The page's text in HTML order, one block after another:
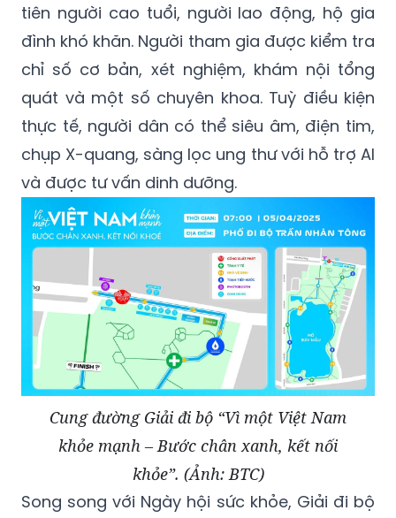
tiên người cao tuổi, người lao động, hộ gia
đình khó khăn. Người tham gia được kiểm tra
chỉ số cơ bản, xét nghiệm, khám nội tổng
quát và một số chuyên khoa. Tuỳ điều kiện
thực tế, người dân có thể siêu âm, điện tim,
chụp X-quang, sàng lọc ung thư với hỗ trợ AI
và được tư vấn dinh dưỡng.
Cung đường Giải đi bộ “Vì một Việt Nam
khỏe mạnh – Bước chân xanh, kết nối
khỏe”. (Ảnh: BTC)
Song song với Ngày hội sức khỏe, Giải đi bộ